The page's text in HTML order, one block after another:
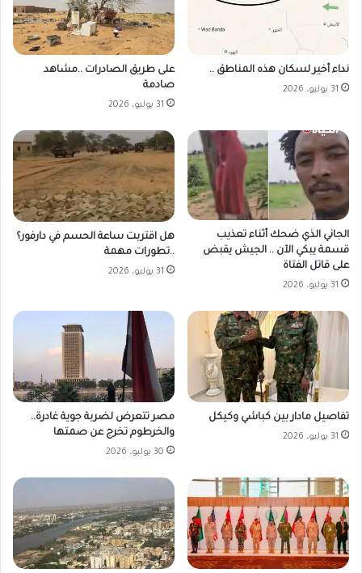
نداء أخير لسكان هذه المناطق ..
31 يوليو، 2026
على طريق الصادرات ..مشاهد
صادمة
31 يوليو، 2026
الجاني الذي ضحك أثناء تعذيب
قسمة يبكي الآن .. الجيش يقبض
على قاتل الفتاة
31 يوليو، 2026
هل اقتربت ساعة الحسم في دارفور؟
..تطورات مهمة
31 يوليو، 2026
تفاصيل مادار بين كباشي وكيكل
31 يوليو، 2026
مصر تتعرض لضربة جوية غادرة..
والخرطوم تخرج عن صمتها
30 يوليو، 2026